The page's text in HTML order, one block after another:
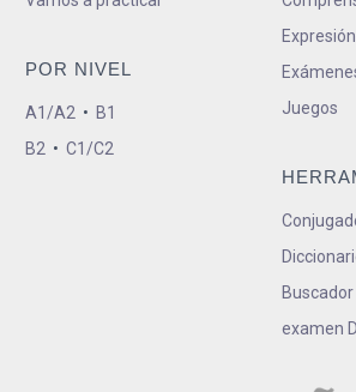
POR NIVEL
A1/A2 • B1
B2 • C1/C2
Juegos
examen